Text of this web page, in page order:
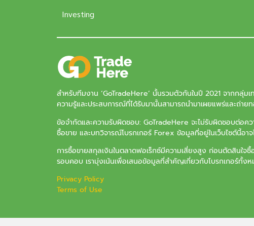
Investing
สำหรับทีมงาน ‘GoTradeHere’ นั้นรวมตัวกันในปี 2021 จากกลุ่
ความรู้และประสบการณ์ที่ได้รับมานั้นสามารถนำมาเผยแพร่และถ่า
ข้อจำกัดและความรับผิดชอบ: GoTradeHere จะไม่รับผิดชอบต่อ
ซื้อขาย และบทวิจารณ์โบรกเกอร์ Forex ข้อมูลที่อยู่ในเว็บไซต์นี้อา
การซื้อขายสกุลเงินในตลาดฟอเร็กซ์มีความเสี่ยงสูง ก่อนตัดสินใจ
รอบคอบ เรามุ่งเน้นเพื่อเสนอข้อมูลที่สำคัญเกี่ยวกับโบรกเกอร์ทั้ง
Privacy Policy
Terms of Use